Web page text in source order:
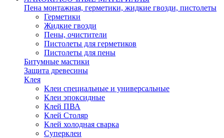
Пена монтажная, герметики, жидкие гвозди, пистолеты
Герметики
Жидкие гвозди
Пены, очистители
Пистолеты для герметиков
Пистолеты для пены
Битумные мастики
Защита древесины
Клея
Клеи специальные и универсальные
Клеи эпоксидные
Клей ПВА
Клей Столяр
Клей холодная сварка
Суперклеи